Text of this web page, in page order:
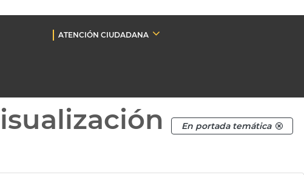
ATENCIÓN CIUDADANA
En portada temática